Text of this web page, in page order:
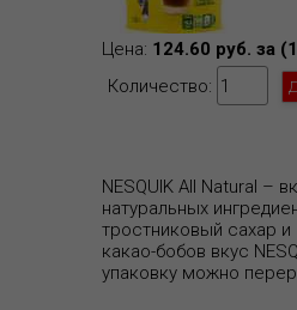
Цена: 124.60 руб. за
Количество:
NESQUIK All Natural –
натуральных
тростниковый сахар
какао-бобов вкус
упаковку можно